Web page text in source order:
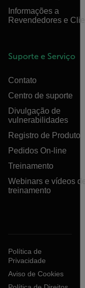
Informações a
Revendedores e
Suporte e Serviço
Contato
Centro de suporte
Divulgação de
vulnerabilidades
Registro de Produto
Pedidos On-line
Treinamento
Webinars e vídeos de
treinamento
Política de
Privacidade
Aviso de Cookies